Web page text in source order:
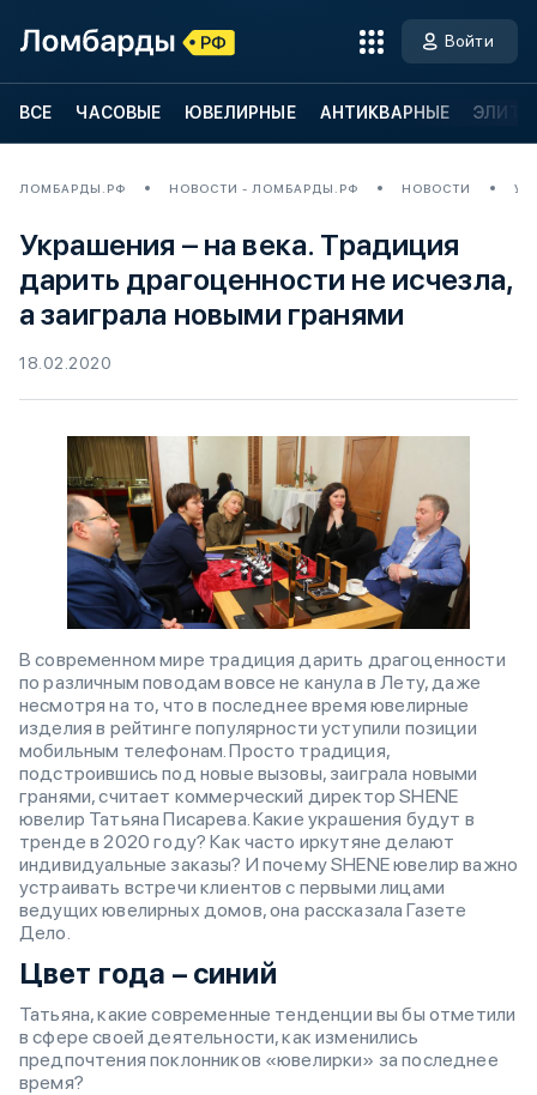
Войти
ВСЕ ЧАСОВЫЕ ЮВЕЛИРНЫЕ АНТИКВАРНЫЕ
ЛОМБАРДЫ.РФ НОВОСТИ - ЛОМБАРДЫ.РФ НОВОСТИ
Украшения – на века. Традиция
дарить драгоценности не исчезла,
а заиграла новыми гранями
18.02.2020
В современном мире традиция дарить драгоценности
по различным поводам вовсе не канула в Лету, даже
несмотря на то, что в последнее время ювелирные
изделия в рейтинге популярности уступили позиции
мобильным телефонам. Просто традиция,
подстроившись под новые вызовы, заиграла новыми
гранями, считает коммерческий директор SHENE
ювелир Татьяна Писарева. Какие украшения будут в
тренде в 2020 году? Как часто иркутяне делают
индивидуальные заказы? И почему SHENE ювелир важно
устраивать встречи клиентов с первыми лицами
ведущих ювелирных домов, она рассказала Газете
Дело.
Цвет года – синий
Татьяна, какие современные тенденции вы бы отметили
в сфере своей деятельности, как изменились
предпочтения поклонников «ювелирки» за последнее
время?